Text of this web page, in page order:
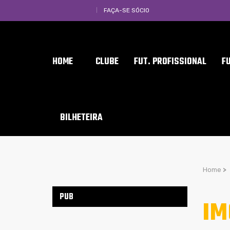
FAÇA-SE SÓCIO
HOME CLUBE FUT. PROFISSIONAL
BILHETEIRA
Home >
PUB